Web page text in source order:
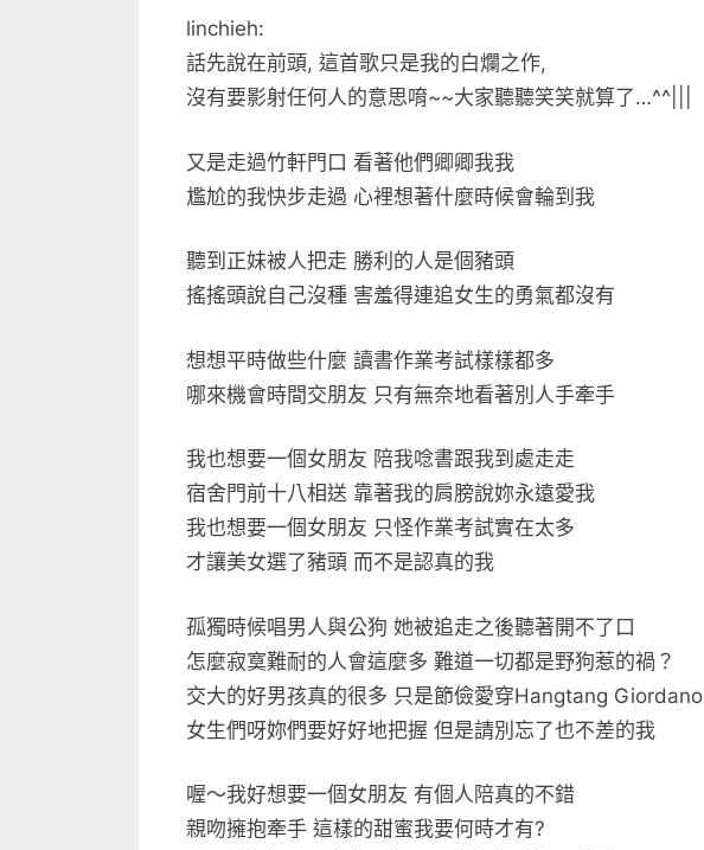
份〉
中
linchieh:
話先說在前頭, 這首歌只是我的白爛之作,
沒有要影射任何人的意思唷~~大家聽聽笑笑就算了…^^|||
又是走過竹軒門口 看著他們卿卿我我
尷尬的我快步走過 心裡想著什麼時候會輪到我
聽到正妹被人把走 勝利的人是個豬頭
搖搖頭說自己沒種 害羞得連追女生的勇氣都沒有
想想平時做些什麼 讀書作業考試樣樣都多
哪來機會時間交朋友 只有無奈地看著別人手牽手
我也想要一個女朋友 陪我唸書跟我到處走走
宿舍門前十八相送 靠著我的肩膀說妳永遠愛我
我也想要一個女朋友 只怪作業考試實在太多
才讓美女選了豬頭 而不是認真的我
孤獨時候唱男人與公狗 她被追走之後聽著開不了口
怎麼寂寞難耐的人會這麼多 難道一切都是野狗惹的禍？
交大的好男孩真的很多 只是節儉愛穿Hangtang Giordano
女生們呀妳們要好好地把握 但是請別忘了也不差的我
喔～我好想要一個女朋友 有個人陪真的不錯
親吻擁抱牽手 這樣的甜蜜我要何時才有?